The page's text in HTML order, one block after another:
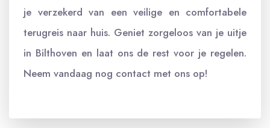
je verzekerd van een veilige en comfortabele
terugreis naar huis. Geniet zorgeloos van je uitje
in Bilthoven en laat ons de rest voor je regelen.
Neem vandaag nog contact met ons op!